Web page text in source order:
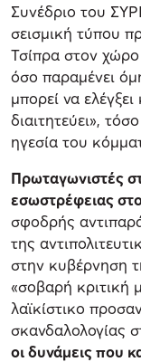
Συνέδριο του
σεισμική τύπου
Τσίπρα στον
όσο παραμένει
μπορεί να
διαιτητεύει»,
ηγεσία του
Πρωταγωνιστές
εσωστρέφειας
σφοδρής
της
στην κυβέρνηση
«σοβαρή κριτική
λαϊκίστικο
σκανδαλολογίας
οι δυνάμεις που